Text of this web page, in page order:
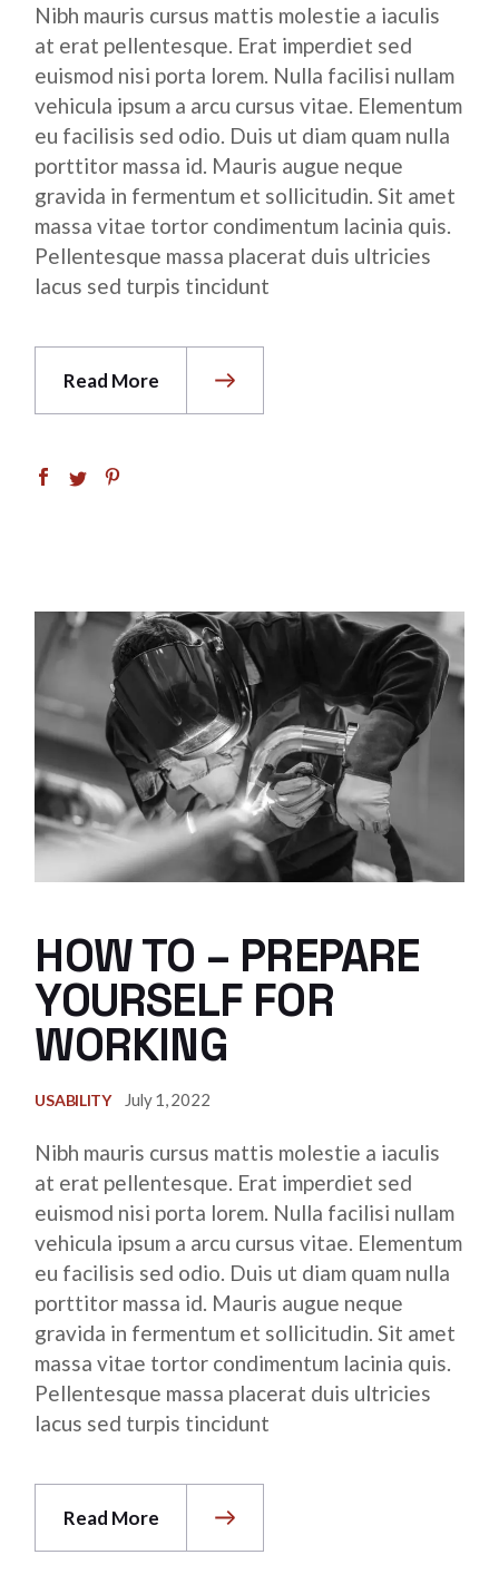
Nibh mauris cursus mattis molestie a iaculis
at erat pellentesque. Erat imperdiet sed
euismod nisi porta lorem. Nulla facilisi nullam
vehicula ipsum a arcu cursus vitae. Elementum
eu facilisis sed odio. Duis ut diam quam nulla
porttitor massa id. Mauris augue neque
gravida in fermentum et sollicitudin. Sit amet
massa vitae tortor condimentum lacinia quis.
Pellentesque massa placerat duis ultricies
lacus sed turpis tincidunt
Read More
HOW TO – PREPARE
YOURSELF FOR
WORKING
USABILITY July 1, 2022
Nibh mauris cursus mattis molestie a iaculis
at erat pellentesque. Erat imperdiet sed
euismod nisi porta lorem. Nulla facilisi nullam
vehicula ipsum a arcu cursus vitae. Elementum
eu facilisis sed odio. Duis ut diam quam nulla
porttitor massa id. Mauris augue neque
gravida in fermentum et sollicitudin. Sit amet
massa vitae tortor condimentum lacinia quis.
Pellentesque massa placerat duis ultricies
lacus sed turpis tincidunt
Read More